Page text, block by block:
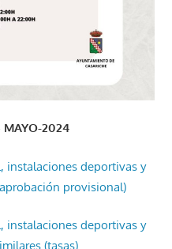
MAYO-2024
instalaciones deportivas y
provisional)
instalaciones deportivas y
(tasas)